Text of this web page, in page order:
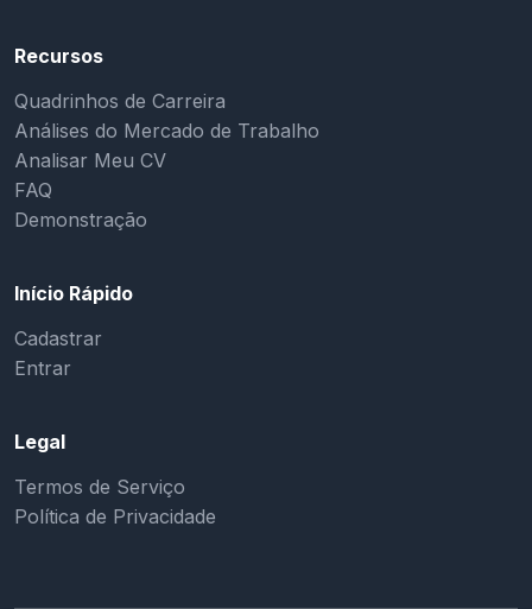
Recursos
Quadrinhos de Carreira
Análises do Mercado de Trabalho
Analisar Meu CV
FAQ
Demonstração
Início Rápido
Cadastrar
Entrar
Legal
Termos de Serviço
Política de Privacidade